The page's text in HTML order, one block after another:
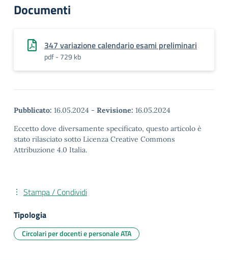
Documenti
347 variazione calendario esami preliminari
pdf - 729 kb
Pubblicato: 16.05.2024 - Revisione: 16.05.2024
Eccetto dove diversamente specificato, questo articolo è
stato rilasciato sotto Licenza Creative Commons
Attribuzione 4.0 Italia.
Stampa / Condividi
Tipologia
Circolari per docenti e personale ATA